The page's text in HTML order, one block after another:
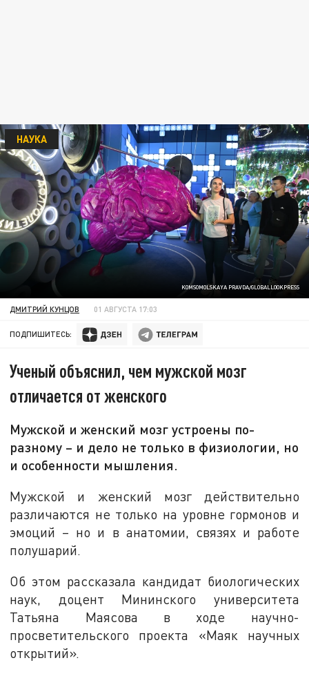
KOMSOMOLSKAYA PRAVDA/GLOBALLOOKPRESS
НАУКА
ДМИТРИЙ КУНЦОВ 01 АВГУСТА 17:03
ПОДПИШИТЕСЬ:
Ученый объяснил, чем мужской мозг
отличается от женского
Мужской и женский мозг устроены по-
разному – и дело не только в физиологии, но
и особенности мышления.
Мужской и женский мозг действительно
различаются не только на уровне гормонов и
эмоций – но и в анатомии, связях и работе
полушарий.
Об этом рассказала кандидат биологических
наук, доцент Мининского университета
Татьяна Маясова в ходе научно-
просветительского проекта «Маяк научных
открытий».